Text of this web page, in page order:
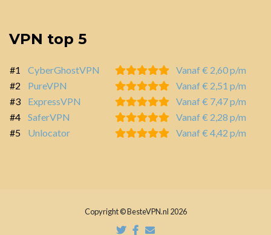
VPN top 5
#1 CyberGhostVPN
Vanaf € 2,60 p/m
#2
PureVPN
Vanaf € 2,51 p/m
#3
ExpressVPN
Vanaf € 7,47 p/m
#4
SaferVPN
Vanaf € 2,28 p/m
#5
Unlocator Vanaf € 4,42 p/m
Copyright © BesteVPN.nl 2026